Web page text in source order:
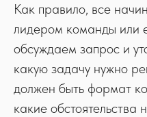
Как правило, все
лидером команды или
обсуждаем запрос и
какую задачу нужно
должен быть формат
какие обстоятельства